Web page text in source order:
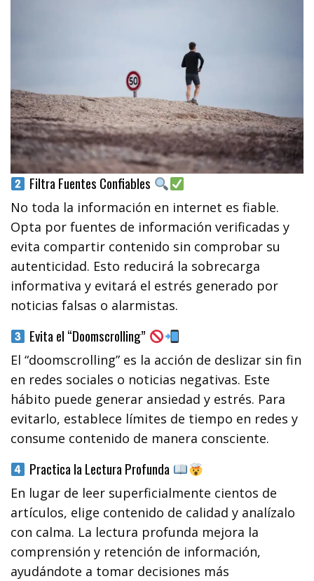
Filtra Fuentes Confiables
No toda la información en internet es fiable.
Opta por fuentes de información verificadas y
evita compartir contenido sin comprobar su
autenticidad. Esto reducirá la sobrecarga
informativa y evitará el estrés generado por
noticias falsas o alarmistas.
Evita el “Doomscrolling”
El “doomscrolling” es la acción de deslizar sin fin
en redes sociales o noticias negativas. Este
hábito puede generar ansiedad y estrés. Para
evitarlo, establece límites de tiempo en redes y
consume contenido de manera consciente.
Practica la Lectura Profunda
En lugar de leer superficialmente cientos de
artículos, elige contenido de calidad y analízalo
con calma. La lectura profunda mejora la
comprensión y retención de información,
ayudándote a tomar decisiones más